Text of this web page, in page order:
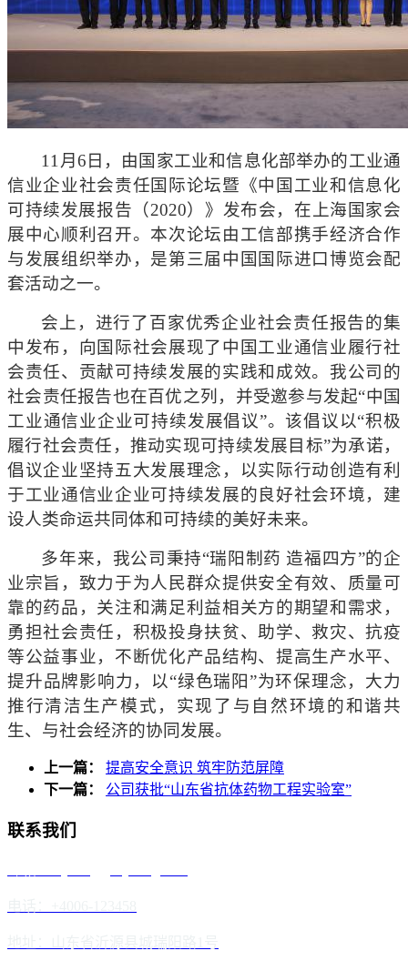
11 月6日，由国家工业和信息化部举办的工业通
信业企业社会责任国际论坛暨《中国工业和信息化
可持续发展报告（2020）》发布会，在上海国家会
展中心顺利召开。本次论坛由工信部携手经济合作
与发展组织举办，是第三届中国国际进口博览会配
套活动之一。
会上，进行了百家优秀企业社会责任报告的集
中发布，向国际社会展现了中国工业通信业履行社
会责任、贡献可持续发展的实践和成效。我公司的
社会责任报告也在百优之列，并受邀参与发起“中国
工业通信业企业可持续发展倡议”。该倡议以“积极
履行社会责任，推动实现可持续发展目标”为承诺，
倡议企业坚持五大发展理念，以实际行动创造有利
于工业通信业企业可持续发展的良好社会环境，建
设人类命运共同体和可持续的美好未来。
多年来，我公司秉持“瑞阳制药 造福四方”的企
业宗旨，致力于为人民群众提供安全有效、质量可
靠的药品，关注和满足利益相关方的期望和需求，
勇担社会责任，积极投身扶贫、助学、救灾、抗疫
等公益事业，不断优化产品结构、提高生产水平、
提升品牌影响力，以“绿色瑞阳”为环保理念，大力
推行清洁生产模式，实现了与自然环境的和谐共
生、与社会经济的协同发展。
上一篇：
提高安全意识 筑牢防范屏障
下一篇：
公司获批“山东省抗体药物工程实验室”
联系我们